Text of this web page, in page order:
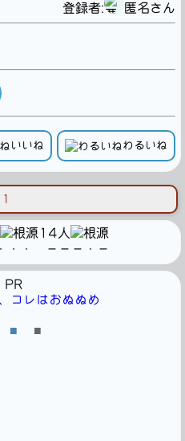
登録者:
匿名さん
いいね わるいね
1
14人
・・ －－－・－
PR
■ ■